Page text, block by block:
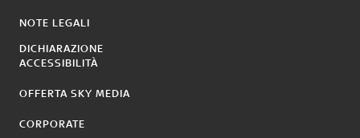
NOTE LEGALI
DICHIARAZIONE
ACCESSIBILITÀ
OFFERTA SKY MEDIA
CORPORATE